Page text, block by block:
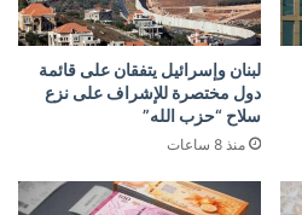
لبنان وإسرائيل يتفقان على قائمة
دول مختصرة للإشراف على نزع
سلاح “حزب الله”
منذ 8 ساعات